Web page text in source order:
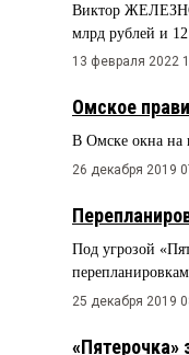
Виктор
млрд рублей и
13 февраля 2022
Омское
В Омске окна на
26 декабря 2019
Под угрозой
25 декабря 2019
«Пятерочка»